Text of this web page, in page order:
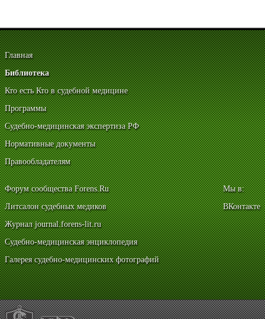
Главная
Библиотека
Кто есть Кто в судебной медицине
Программы
Судебно-медицинская экспертиза РФ
Нормативные документы
Правообладателям
Форум сообщества Forens.Ru
Литсалон судебных медиков
Журнал journal.forens-lit.ru
Судебно-медицинская энциклопедия
Галерея судебно-медицинских фотографий
Мы в:
ВКонтакте